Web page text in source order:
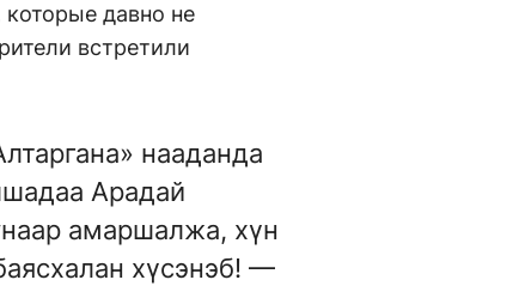
давно не
встретили
нааданда
Арадай
амаршалжа, хүн
хүсэнэб! —